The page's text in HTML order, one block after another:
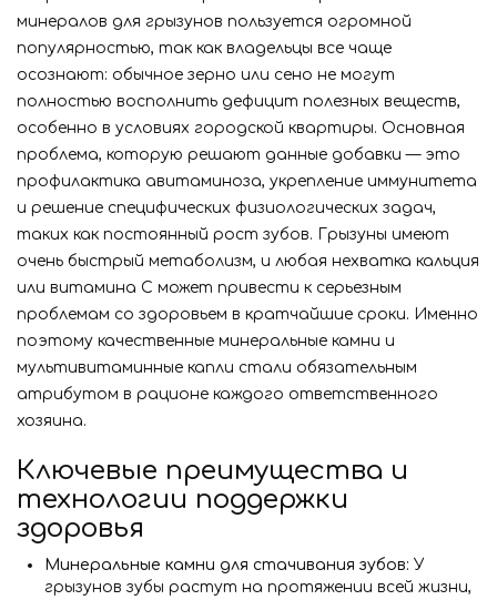
минералов для грызунов пользуется огромной
популярностью, так как владельцы все чаще
осознают: обычное зерно или сено не могут
полностью восполнить дефицит полезных веществ,
особенно в условиях городской квартиры. Основная
проблема, которую решают данные добавки — это
профилактика авитаминоза, укрепление иммунитета
и решение специфических физиологических задач,
таких как постоянный рост зубов. Грызуны имеют
очень быстрый метаболизм, и любая нехватка кальция
или витамина C может привести к серьезным
проблемам со здоровьем в кратчайшие сроки. Именно
поэтому качественные минеральные камни и
мультивитаминные капли стали обязательным
атрибутом в рационе каждого ответственного
хозяина.
Ключевые преимущества и
технологии поддержки
здоровья
Минеральные камни для стачивания зубов: У
грызунов зубы растут на протяжении всей жизни,